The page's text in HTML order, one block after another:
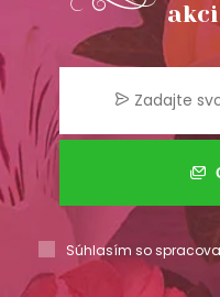
Súhlasím so